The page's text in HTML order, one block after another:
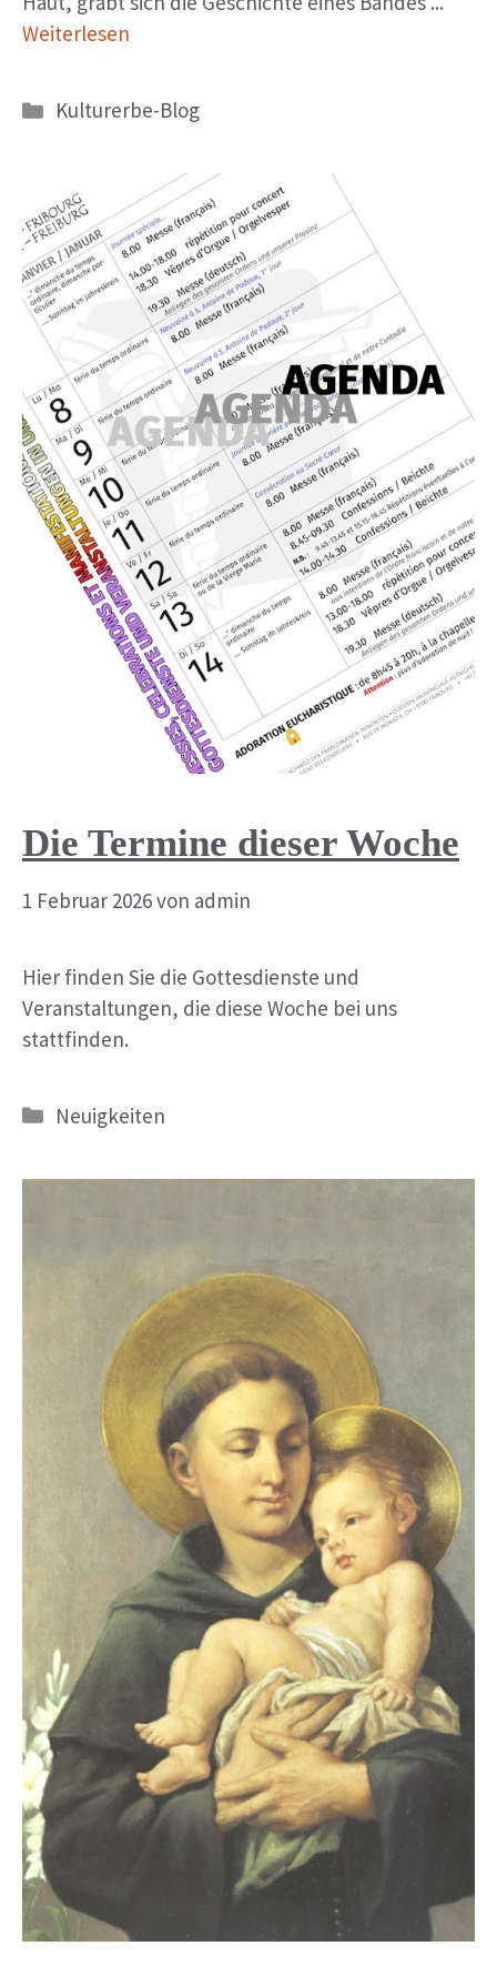
Weiterlesen
Kategorien
Kulturerbe-Blog
Die Termine dieser Woche
1 Februar 2026von admin
Hier finden Sie die Gottesdienste und
Veranstaltungen, die diese Woche bei uns
stattfinden.
Kategorien
Neuigkeiten